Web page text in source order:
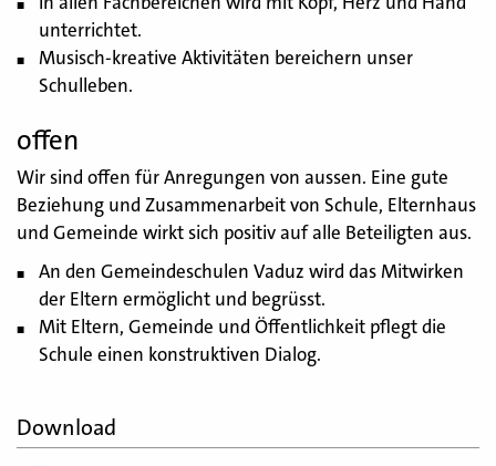
unterrichtet.
Musisch-kreative Aktivitäten bereichern unser
Schulleben.
offen
Wir sind offen für Anregungen von aussen. Eine gute
Beziehung und Zusammenarbeit von Schule, Elternhaus
und Gemeinde wirkt sich positiv auf alle Beteiligten aus.
An den Gemeindeschulen Vaduz wird das Mitwirken
der Eltern ermöglicht und begrüsst.
Mit Eltern, Gemeinde und Öffentlichkeit pflegt die
Schule einen konstruktiven Dialog.
Download